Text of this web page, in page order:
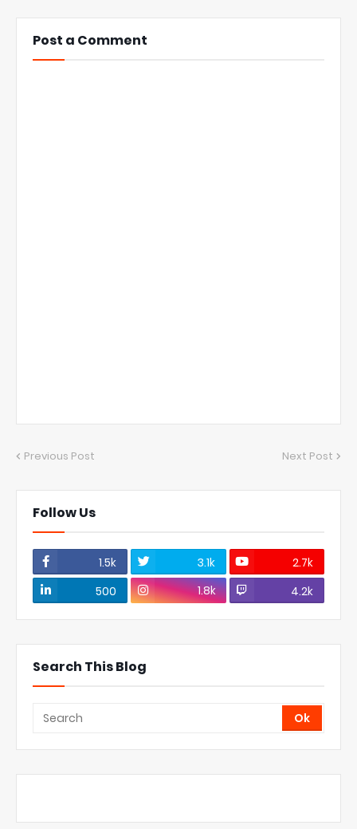
Post a Comment
Previous Post Next Post
Follow Us
1.5k 3.1k
2.7k
500
1.8k 4.2k
Search This Blog